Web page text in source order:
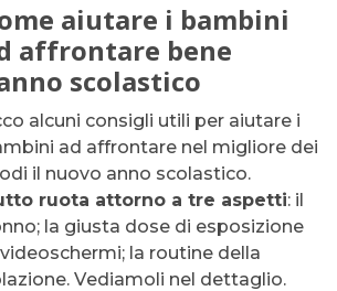
aiutare i bambini
affrontare bene
scolastico
alcuni consigli utili per aiutare i
ad affrontare nel migliore dei
il nuovo anno scolastico.
ruota attorno a tre aspetti: il
la giusta dose di esposizione
la routine della
Vediamoli nel dettaglio.